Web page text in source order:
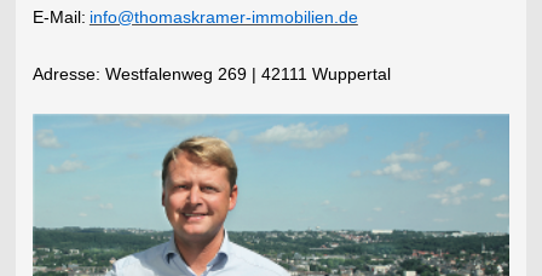
E-Mail: info@thomaskramer-immobilien.de
​Adresse: Westfalenweg 269 | 42111 Wuppertal